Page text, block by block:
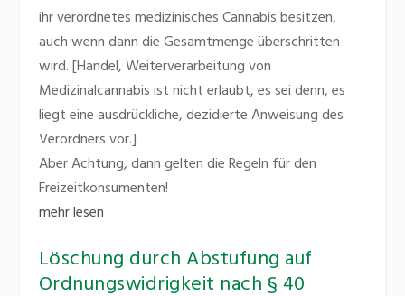
ihr verordnetes medizinisches Cannabis besitzen,
auch wenn dann die Gesamtmenge überschritten
wird. [Handel, Weiterverarbeitung von
Medizinalcannabis ist nicht erlaubt, es sei denn, es
liegt eine ausdrückliche, dezidierte Anweisung des
Verordners vor.]
Aber Achtung, dann gelten die Regeln für den
Freizeitkonsumenten!
mehr lesen
Löschung durch Abstufung auf
Ordnungswidrigkeit nach § 40